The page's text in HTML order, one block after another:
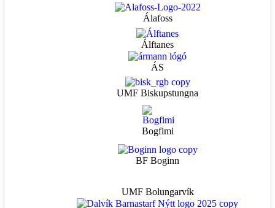
Álafoss
Álftanes
ÁS
UMF Biskupstungna
Bogfimi
BF Boginn
UMF Bolungarvík